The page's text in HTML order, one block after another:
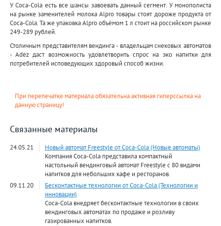
У Coca-Cola есть все шансы завоевать данный сегмент. У монополиста
на рынке заменителей молока Alpro товары стоят дороже продукта от
Coca-Cola. Та же упаковка Alpro объёмом 1 л стоит на российском рынке
249-289 рублей.
Столичным представителям вендинга - владельцам снековых автоматов
- Adez даст возможность удовлетворить спрос на эко напитки для
потребителей исповедующих здоровый способ жизни.
При перепечатке материала обязательна активная гиперссылка на
данную страницу!
Связанные материалы
24.05.21
Новый автомат Freestyle от Coca-Cola (Новые автоматы)
Компания Coca-Cola представила компактный
настольный вендинговый автомат Freestyle с 80 видами
напитков для небольших кафе и ресторанов.
09.11.20
Бесконтактные технологии от Coca-Cola (Технологии и
инновации)
Coca-Cola внедряет бесконтактные технологии в своих
вендинговых автоматах по продаже и розливу
газированных напитков.